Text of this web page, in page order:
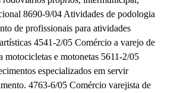
8690-9/04 Atividades de podologia
de profissionais para atividades
4541-2/05 Comércio a varejo de
motocicletas e motonetas 5611-2/05
especializados em servir
4763-6/05 Comércio varejista de